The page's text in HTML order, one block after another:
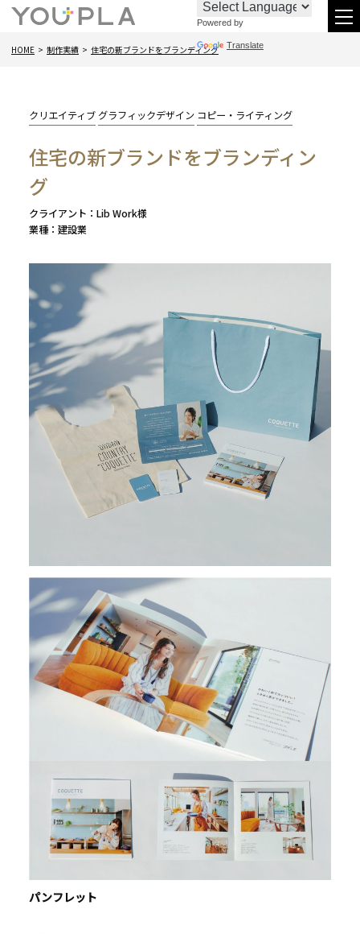
問
わ
せ
096-
288-
Powered by
Translate
HOME 制作実績 住宅の新ブランドをブランディング
カ
ゴ
クリエイティブ グラフィックデザイン コピー・ライティング
住宅の新ブランドをブランディン
グ
クライアント
Lib Work様
業種
建設業
パンフレット